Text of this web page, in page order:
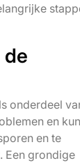
de
onderdeel
en
en te
Een grondige